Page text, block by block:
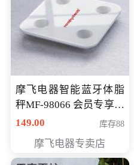
摩飞电器智能蓝牙体脂
秤MF-98066 会员专享价
98元
149.00 库存88
摩飞电器专卖店